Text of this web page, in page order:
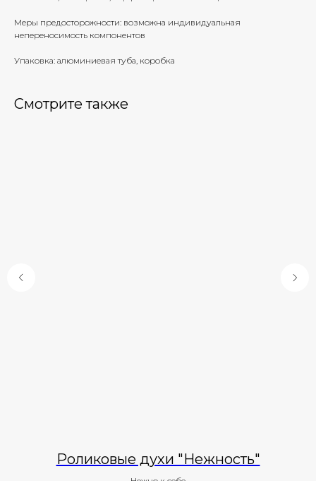
Меры предосторожности: возможна индивидуальная
непереносимость компонентов
Упаковка: алюминиевая туба, коробка
Смотрите также
Роликовые духи "Нежность"